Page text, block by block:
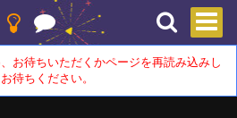
お待ちいただくかページを再読み込みし
待ちください。